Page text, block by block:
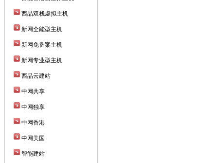
西品双栈虚拟主机
新网全能型主机
新网免备案主机
新网专业型主机
西品云建站
中网共享
中网独享
中网香港
中网美国
智能建站